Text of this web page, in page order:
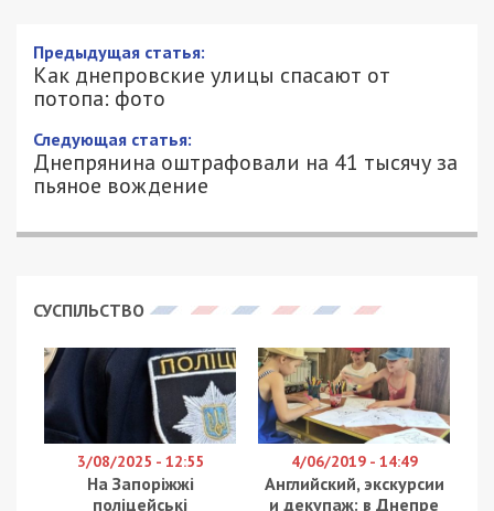
Как днепровские улицы спасают от
потопа: фото
1/08/2018 - 16:02
АЛЕКСЕЙ ВАЛЕНКО - СПЕЦИАЛЬНО
ДЛЯ 49000.COM.UA
2768
Во времясильных ливнейна прошлой неделе
в атмосферу итальянского города жители не
ливневок, которые во время дождей были
засорены или вовсе провалились в асфальт. Как
следствие – автомобили днепрян на некоторое
время стали лодками. Дожди ушли, а вопросы
остались: почему городская власть не
позаботилась о состоянии ливневок, чтобы
избежать потопа?